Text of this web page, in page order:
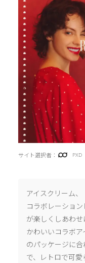
サイト選択者： PXD
アイスクリーム
コラボレーショ
が楽しくしあわ
かわいいコラボ
のパッケージに
で、レトロで可